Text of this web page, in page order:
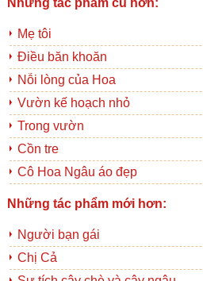
Những tác phẩm cũ hơn:
Mẹ tôi
Điều băn khoăn
Nỗi lòng của Hoa
Vườn kế hoạch nhỏ
Trong vườn
Cồn tre
Cô Hoa Ngâu áo đẹp
Những tác phẩm mới hơn:
Người bạn gái
Chị Cả